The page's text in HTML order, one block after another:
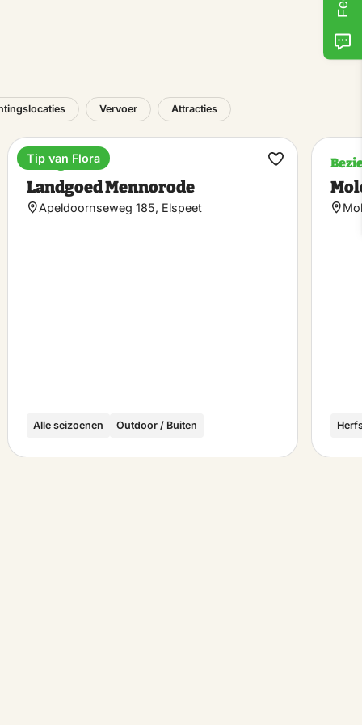
Vervoer Attracties
Landgoed
Landgoed Mennorode
Apeldoornseweg 185, Elspeet
Alle seizoenen Outdoor / Buiten
Tip van Flora
Maak